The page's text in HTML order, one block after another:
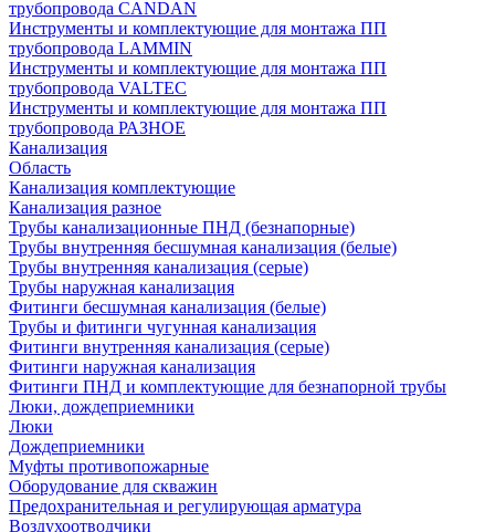
трубопровода CANDAN
Инструменты и комплектующие для монтажа ПП
трубопровода LAMMIN
Инструменты и комплектующие для монтажа ПП
трубопровода VALTEC
Инструменты и комплектующие для монтажа ПП
трубопровода РАЗНОЕ
Канализация
Область
Канализация комплектующие
Канализация разное
Трубы канализационные ПНД (безнапорные)
Трубы внутренняя бесшумная канализация (белые)
Трубы внутренняя канализация (серые)
Трубы наружная канализация
Фитинги бесшумная канализация (белые)
Трубы и фитинги чугунная канализация
Фитинги внутренняя канализация (серые)
Фитинги наружная канализация
Фитинги ПНД и комплектующие для безнапорной трубы
Люки, дождеприемники
Люки
Дождеприемники
Муфты противопожарные
Оборудование для скважин
Предохранительная и регулирующая арматура
Воздухоотводчики